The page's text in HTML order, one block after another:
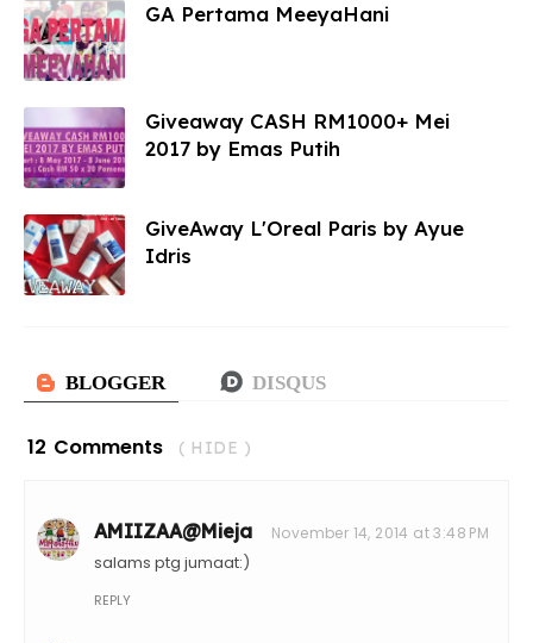
GA Pertama MeeyaHani
Giveaway CASH RM1000+ Mei
2017 by Emas Putih
GiveAway L'Oreal Paris by Ayue
Idris
12 Comments ( HIDE )
AMIIZAA@Mieja November 14, 2014 at 3:48 PM
salams ptg jumaat:)
REPLY